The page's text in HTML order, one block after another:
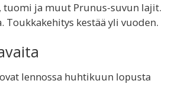
tuomi ja muut Prunus-suvun lajit.
Toukkakehitys kestää yli vuoden.
lennossa huhtikuun lopusta